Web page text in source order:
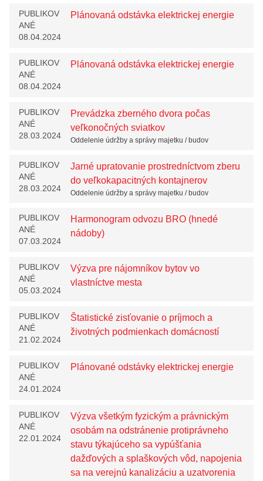
PUBLIKOV
ANÉ
08.04.2024
Plánovaná odstávka elektrickej energie
PUBLIKOV
ANÉ
08.04.2024
Plánovaná odstávka elektrickej energie
PUBLIKOV
ANÉ
28.03.2024
Prevádzka zberného dvora počas
veľkonočných sviatkov
Oddelenie údržby a správy majetku / budov
PUBLIKOV
ANÉ
28.03.2024
Jarné upratovanie prostredníctvom zberu
do veľkokapacitných kontajnerov
Oddelenie údržby a správy majetku / budov
PUBLIKOV
ANÉ
07.03.2024
Harmonogram odvozu BRO (hnedé
nádoby)
PUBLIKOV
ANÉ
05.03.2024
Výzva pre nájomníkov bytov vo
vlastníctve mesta
PUBLIKOV
ANÉ
21.02.2024
Štatistické zisťovanie o príjmoch a
životných podmienkach domácností
PUBLIKOV
ANÉ
24.01.2024
Plánované odstávky elektrickej energie
PUBLIKOV
ANÉ
22.01.2024
Výzva všetkým fyzickým a právnickým
osobám na odstránenie protiprávneho
stavu týkajúceho sa vypúšťania
dažďových a splaškových vôd, napojenia
sa na verejnú kanalizáciu a uzatvorenia